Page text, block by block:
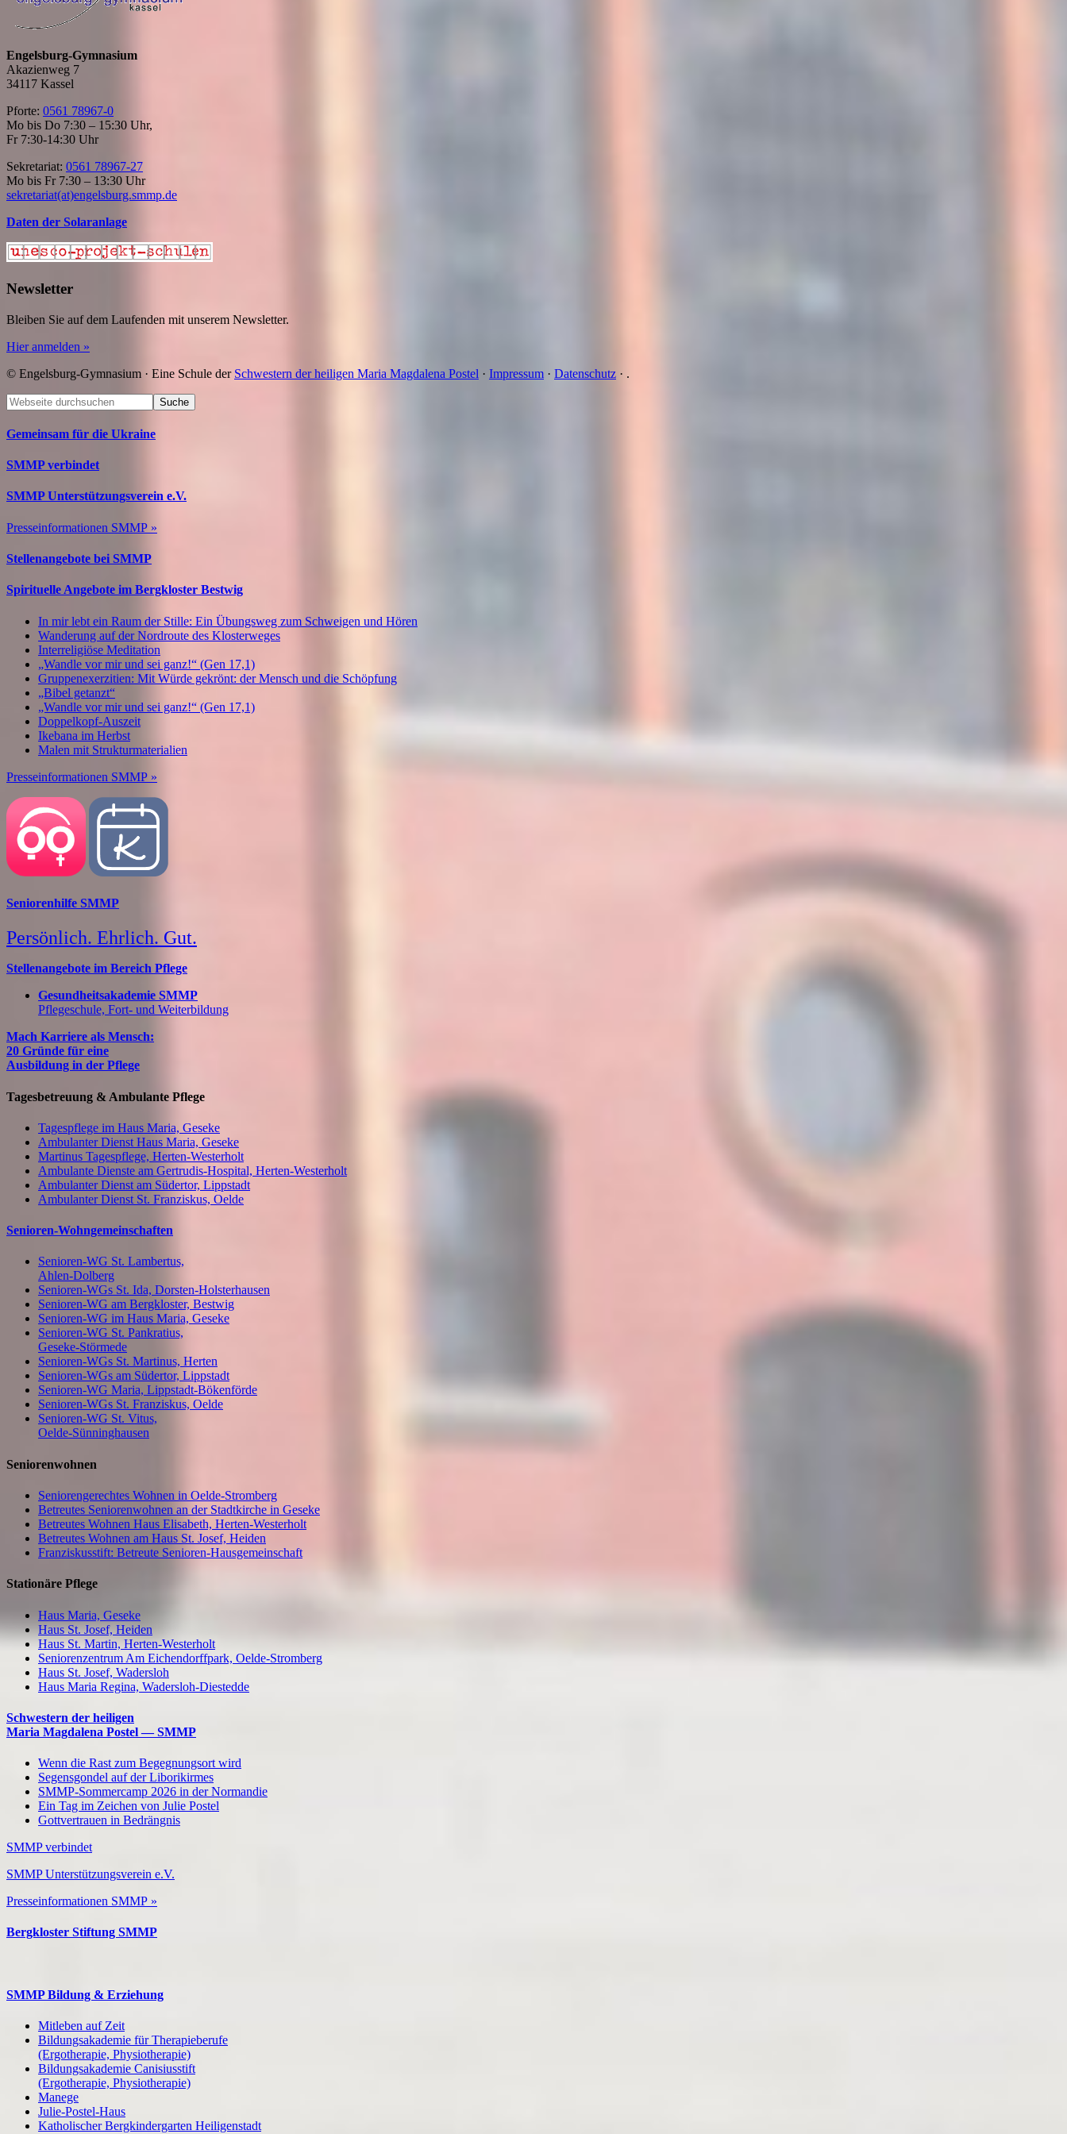
Engelsburg-Gymnasium
Akazienweg 7
34117 Kassel
Pforte: 0561 78967-0
Mo bis Do 7:30 – 15:30 Uhr,
Fr 7:30-14:30 Uhr
Sekretariat: 0561 78967-27
Mo bis Fr 7:30 – 13:30 Uhr
sekretariat(at)engelsburg.smmp.de
Daten der Solaranlage
Newsletter
Bleiben Sie auf dem Laufenden mit unserem Newsletter.
Hier anmelden »
© Engelsburg-Gymnasium · Eine Schule der Schwestern der heiligen Maria Magdalena Postel · Impressum · Datenschutz · .
Footer
Webseite
durchsuchen
Gemeinsam für die Ukraine
SMMP verbindet
SMMP Unterstützungsverein e.V.
Presseinformationen SMMP »
Stellenangebote bei SMMP
Spirituelle Angebote im Bergkloster Bestwig
In mir lebt ein Raum der Stille: Ein Übungsweg zum Schweigen und Hören
Wanderung auf der Nordroute des Klosterweges
Interreligiöse Meditation
„Wandle vor mir und sei ganz!“ (Gen 17,1)
Gruppenexerzitien: Mit Würde gekrönt: der Mensch und die Schöpfung
„Bibel getanzt“
„Wandle vor mir und sei ganz!“ (Gen 17,1)
Doppelkopf-Auszeit
Ikebana im Herbst
Malen mit Strukturmaterialien
Presseinformationen SMMP »
Seniorenhilfe SMMP
Persönlich. Ehrlich. Gut.
Stellenangebote im Bereich Pflege
Gesundheitsakademie SMMP
Pflegeschule, Fort- und Weiterbildung
Mach Karriere als Mensch:
20 Gründe für eine
Ausbildung in der Pflege
Tagesbetreuung & Ambulante Pflege
Tagespflege im Haus Maria, Geseke
Ambulanter Dienst Haus Maria, Geseke
Martinus Tagespflege, Herten-Westerholt
Ambulante Dienste am Gertrudis-Hospital, Herten-Westerholt
Ambulanter Dienst am Südertor, Lippstadt
Ambulanter Dienst St. Franziskus, Oelde
Senioren-Wohngemeinschaften
Senioren-WG St. Lambertus,
Ahlen-Dolberg
Senioren-WGs St. Ida, Dorsten-Holsterhausen
Senioren-WG am Bergkloster, Bestwig
Senioren-WG im Haus Maria, Geseke
Senioren-WG St. Pankratius,
Geseke-Störmede
Senioren-WGs St. Martinus, Herten
Senioren-WGs am Südertor, Lippstadt
Senioren-WG Maria, Lippstadt-Bökenförde
Senioren-WGs St. Franziskus, Oelde
Senioren-WG St. Vitus,
Oelde-Sünninghausen
Seniorenwohnen
Seniorengerechtes Wohnen in Oelde-Stromberg
Betreutes Seniorenwohnen an der Stadtkirche in Geseke
Betreutes Wohnen Haus Elisabeth, Herten-Westerholt
Betreutes Wohnen am Haus St. Josef, Heiden
Franziskusstift: Betreute Senioren-Hausgemeinschaft
Stationäre Pflege
Haus Maria, Geseke
Haus St. Josef, Heiden
Haus St. Martin, Herten-Westerholt
Seniorenzentrum Am Eichendorffpark, Oelde-Stromberg
Haus St. Josef, Wadersloh
Haus Maria Regina, Wadersloh-Diestedde
Schwestern der heiligen
Maria Magdalena Postel — SMMP
Wenn die Rast zum Begegnungsort wird
Segensgondel auf der Liborikirmes
SMMP-Sommercamp 2026 in der Normandie
Ein Tag im Zeichen von Julie Postel
Gottvertrauen in Bedrängnis
SMMP verbindet
SMMP Unterstützungsverein e.V.
Presseinformationen SMMP »
Bergkloster Stiftung SMMP
SMMP Bildung & Erziehung
Mitleben auf Zeit
Bildungsakademie für Therapieberufe
(Ergotherapie, Physiotherapie)
Bildungsakademie Canisiusstift
(Ergotherapie, Physiotherapie)
Manege
Julie-Postel-Haus
Katholischer Bergkindergarten Heiligenstadt